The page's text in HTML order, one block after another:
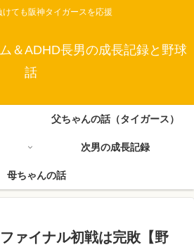
けても阪神タイガースを応援
＆ADHD長男の成長記録と野球
話
父ちゃんの話（タイガース）
次男の成長記録
母ちゃんの話
ァイナル初戦は完敗【野